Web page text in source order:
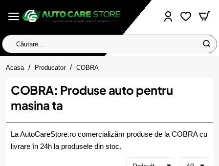
Căutare...
Acasa homeProducator COBRA
COBRA: Produse auto pentru
masina ta
La AutoCareStore.ro comercializăm produse de la COBRA cu
livrare în 24h la produsele din stoc.